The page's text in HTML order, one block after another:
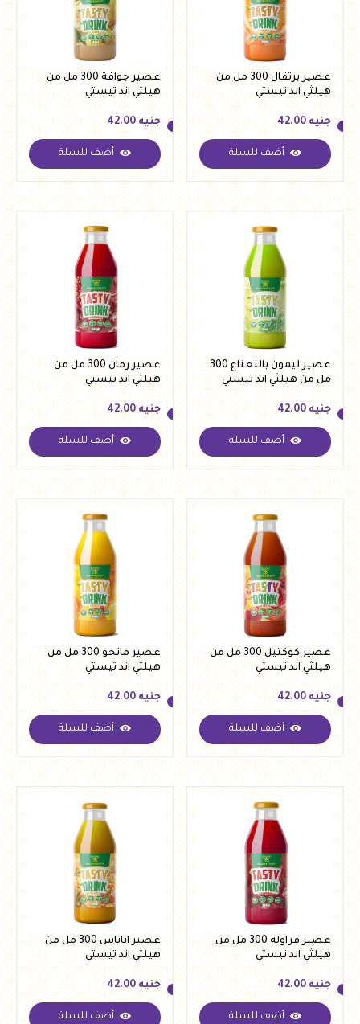
عصير برتقال 300 مل من
هيلثي اند تيستي
جنيه
جنيه 42.00
أضف للسلة
عصير جوافة 300 مل من
هيلثي اند تيستي
جنيه
جنيه 42.00
أضف للسلة
عصير ليمون بالنعناع 300
مل من هيلثي اند تيستي
جنيه
جنيه 42.00
أضف للسلة
عصير رمان 300 مل من
هيلثي اند تيستي
جنيه
جنيه 42.00
أضف للسلة
عصير كوكتيل 300 مل من
هيلثي اند تيستي
جنيه
جنيه 42.00
أضف للسلة
عصير مانجو 300 مل من
هيلثي اند تيستي
جنيه
جنيه 42.00
أضف للسلة
عصير فراولة 300 مل من
هيلثي اند تيستي
جنيه 42.00
أضف للسلة
عصير اناناس 300 مل من
هيلثي اند تيستي
جنيه 42.00
أضف للسلة